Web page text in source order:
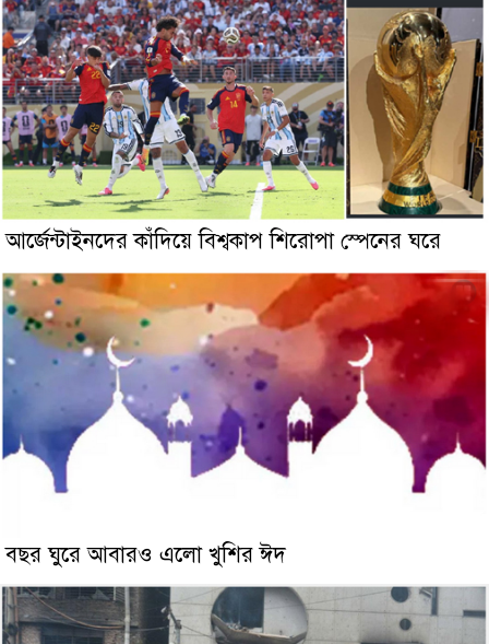
আর্জেন্টাইনদের কাঁদিয়ে বিশ্বকাপ শিরোপা স্পেনের ঘরে
বছর ঘুরে আবারও এলো খুশির ঈদ